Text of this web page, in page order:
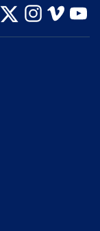
ESPLORA LE
SERIE